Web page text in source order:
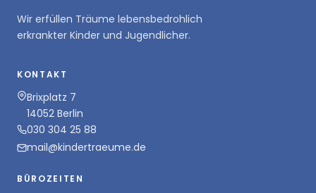
Wir erfüllen Träume lebensbedrohlich
erkrankter Kinder und Jugendlicher.
KONTAKT
Brixplatz 7
14052 Berlin
030 304 25 88
mail@kindertraeume.de
BÜROZEITEN